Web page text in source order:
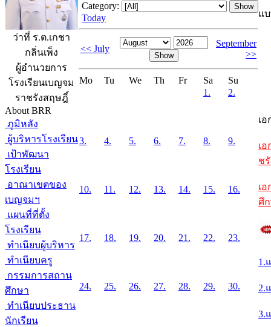
ว่าที่ ร.ต.เกชา
กลิ่นเพ็ง
ผู้อำนวยการ
โรงเรียนเบญจม
ราชรังสฤษฎิ์
About BRR
ภูมิหลัง
ผู้บริหารโรงเรียน
เป้าพัฒนา
โรงเรียน
อาณาเขตของ
เบญจมฯ
แผนที่ที่ตั้ง
โรงเรียน
ทำเนียบผู้บริหาร
ทำเนียบครู
กรรมการสถาน
ศึกษา
ทำเนียบประธาน
นักเรียน
Category:
Today
<< July
September
>>
Mo Tu We Th Fr Sa
Su
1.
2.
3. 4. 5. 6. 7. 8. 9.
10. 11. 12. 13. 14. 15. 16.
17. 18. 19. 20. 21. 22. 23.
24. 25. 26. 27. 28. 29. 30.
แ
เ
เ
ช
เ
ศึ
1.
2.
3.